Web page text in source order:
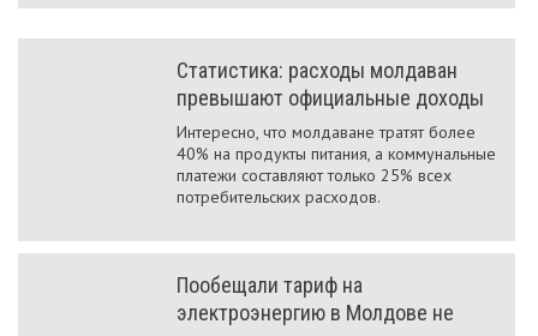
Статистика: расходы молдаван
превышают официальные доходы
Интересно, что молдаване тратят более
40% на продукты питания, а коммунальные
платежи составляют только 25% всех
потребительских расходов.
Пообещали тариф на
электроэнергию в Молдове не